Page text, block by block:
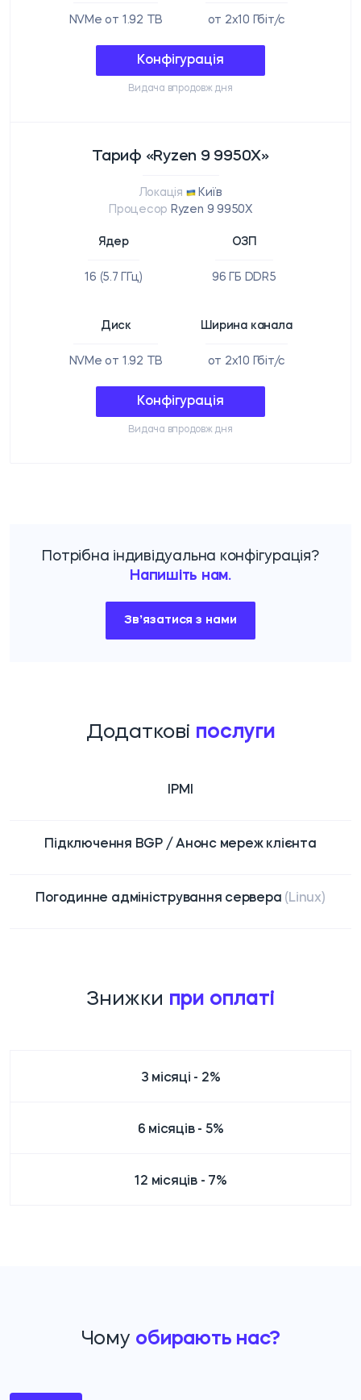
NVMe от 1.92 TB от 2x10 Гбіт/с
Конфігурація
Видача впродовж дня
Тариф «Ryzen 9 9950X»
Локація
Київ
Процесор Ryzen 9 9950X
Ядер
16 (5.7 ГГц)
ОЗП
96 ГБ DDR5
Диск
NVMe от 1.92 TB
Ширина канала
от 2x10 Гбіт/с
Конфігурація
Видача впродовж дня
Потрібна індивідуальна конфігурація?
Напишіть нам.
Звʼязатися з нами
Додаткові послуги
IPMI
Підключення BGP / Анонс мереж клієнта
Погодинне адміністрування сервера (Linux)
Знижки при оплаті
3 місяці - 2%
6 місяців - 5%
12 місяців - 7%
Чому обирають нас?